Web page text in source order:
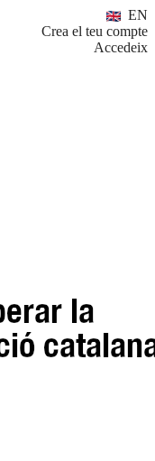
EN
Crea el teu compte
Accedeix